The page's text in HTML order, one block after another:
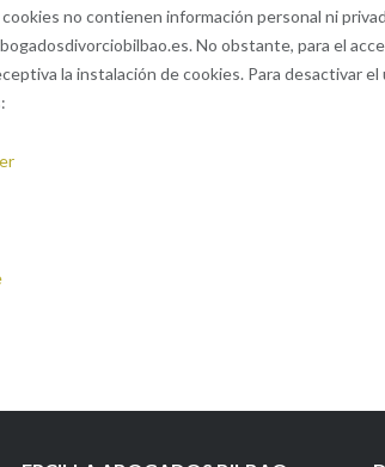
no contienen información personal ni
No obstante, para el
la instalación de cookies. Para desactivar el